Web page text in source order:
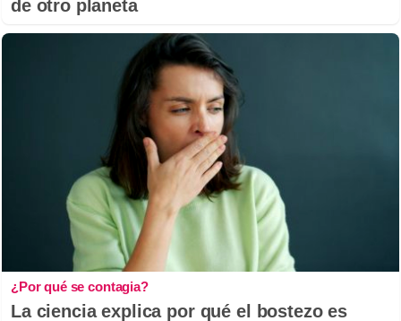
de otro planeta
¿Por qué se contagia?
La ciencia explica por qué el bostezo es